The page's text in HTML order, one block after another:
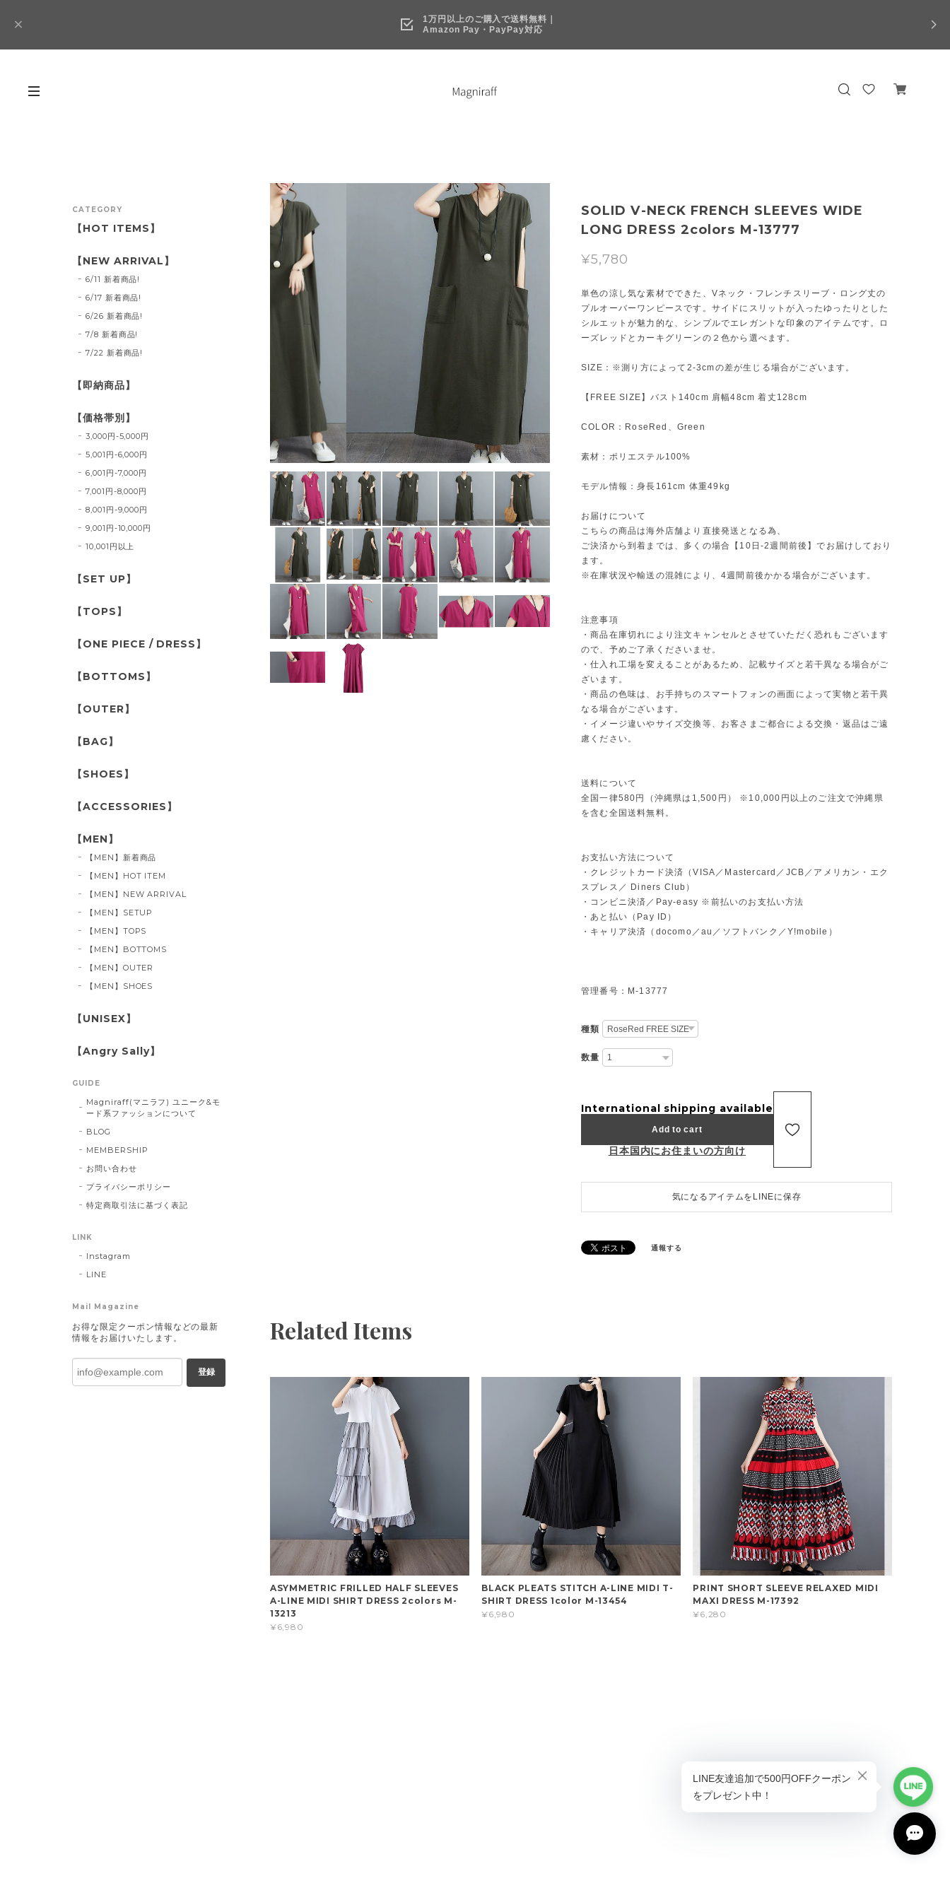
1万円以上のご購入で送料無料｜
Amazon Pay・PayPay対応
SOLID V-NECK FRENCH SLEEVES WIDE
LONG DRESS 2colors M-13777
¥5,780
単色の涼し気な素材でできた、Vネック・フレンチスリーブ・ロング丈の
プルオーバーワンピースです。サイドにスリットが入ったゆったりとした
シルエットが魅力的な、シンプルでエレガントな印象のアイテムです。ロ
ーズレッドとカーキグリーンの２色から選べます。
SIZE：※測り方によって2-3cmの差が生じる場合がございます。
【FREE SIZE】バスト140cm 肩幅48cm 着丈128cm
COLOR：RoseRed、Green
素材：ポリエステル100%
モデル情報：身長161cm 体重49kg
お届けについて
こちらの商品は海外店舗より直接発送となる為、
ご決済から到着までは、多くの場合【10日-2週間前後】でお届けしており
ます。
※在庫状況や輸送の混雑により、4週間前後かかる場合がございます。
注意事項
・商品在庫切れにより注文キャンセルとさせていただく恐れもございます
ので、予めご了承くださいませ。
・仕入れ工場を変えることがあるため、記載サイズと若干異なる場合がご
ざいます。
・商品の色味は、お手持ちのスマートフォンの画面によって実物と若干異
なる場合がございます。
・イメージ違いやサイズ交換等、お客さまご都合による交換・返品はご遠
慮ください。
送料について
全国一律580円（沖縄県は1,500円） ※10,000円以上のご注文で沖縄県
を含む全国送料無料。
お支払い方法について
・クレジットカード決済（VISA／Mastercard／JCB／アメリカン・エク
スプレス／ Diners Club）
・コンビニ決済／Pay-easy ※前払いのお支払い方法
・あと払い（Pay ID）
・キャリア決済（docomo／au／ソフトバンク／Y!mobile）
管理番号：M-13777
種類
数量
International shipping available
Add to cart
日本国内にお住まいの方向け
気になるアイテムをLINEに保存
通報する
Related Items
ASYMMETRIC FRILLED HALF SLEEVES
A-LINE MIDI SHIRT DRESS 2colors M-
13213
¥6,980
BLACK PLEATS STITCH A-LINE MIDI T-
SHIRT DRESS 1color M-13454
¥6,980
PRINT SHORT SLEEVE RELAXED MIDI
MAXI DRESS M-17392
¥6,280
CATEGORY
【HOT ITEMS】
【NEW ARRIVAL】
6/11 新着商品!
6/17 新着商品!
6/26 新着商品!
7/8 新着商品!
7/22 新着商品!
【即納商品】
【価格帯別】
3,000円-5,000円
5,001円-6,000円
6,001円-7,000円
7,001円-8,000円
8,001円-9,000円
9,001円-10,000円
10,001円以上
【SET UP】
【TOPS】
【ONE PIECE / DRESS】
【BOTTOMS】
【OUTER】
【BAG】
【SHOES】
【ACCESSORIES】
【MEN】
【MEN】新着商品
【MEN】HOT ITEM
【MEN】NEW ARRIVAL
【MEN】SETUP
【MEN】TOPS
【MEN】BOTTOMS
【MEN】OUTER
【MEN】SHOES
【UNISEX】
【Angry Sally】
GUIDE
Magniraff(マニラフ) ユニーク&モ
ード系ファッションについて
BLOG
MEMBERSHIP
お問い合わせ
プライバシーポリシー
特定商取引法に基づく表記
LINK
Instagram
LINE
Mail Magazine
お得な限定クーポン情報などの最新
情報をお届けいたします。
登録